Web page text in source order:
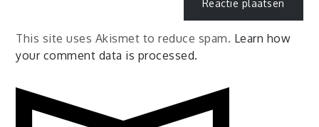
This site uses Akismet to reduce spam. Learn how
your comment data is processed.